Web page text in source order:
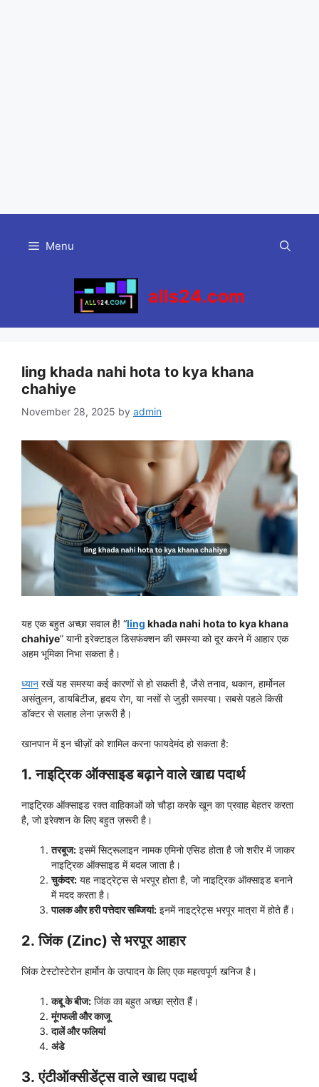
content
Menu
alls24.com
ling khada nahi hota to kya khana
chahiye
November 28, 2025 by admin
यह एक बहुत अच्छा सवाल है! “ling khada nahi hota to kya khana
chahiye” यानी इरेक्टाइल डिसफंक्शन की समस्या को दूर करने में आहार एक
अहम भूमिका निभा सकता है।
ध्यान रखें यह समस्या कई कारणों से हो सकती है, जैसे तनाव, थकान, हार्मोनल
असंतुलन, डायबिटीज, हृदय रोग, या नसों से जुड़ी समस्या। सबसे पहले किसी
डॉक्टर से सलाह लेना ज़रूरी है।
खानपान में इन चीज़ों को शामिल करना फायदेमंद हो सकता है:
1.नाइट्रिक ऑक्साइड बढ़ाने वाले खाद्य पदार्थ
नाइट्रिक ऑक्साइड रक्त वाहिकाओं को चौड़ा करके खून का प्रवाह बेहतर करता
है, जो इरेक्शन के लिए बहुत ज़रूरी है।
तरबूज: इसमें सिट्रूलाइन नामक एमिनो एसिड होता है जो शरीर में जाकर
नाइट्रिक ऑक्साइड में बदल जाता है।
चुकंदर: यह नाइट्रेट्स से भरपूर होता है, जो नाइट्रिक ऑक्साइड बनाने
में मदद करता है।
पालक और हरी पत्तेदार सब्जियां: इनमें नाइट्रेट्स भरपूर मात्रा में होते हैं।
2.जिंक (Zinc) से भरपूर आहार
जिंक टेस्टोस्टेरोन हार्मोन के उत्पादन के लिए एक महत्वपूर्ण खनिज है।
कद्दू के बीज: जिंक का बहुत अच्छा स्रोत हैं।
मूंगफली और काजू
दालें और फलियां
अंडे
3.एंटीऑक्सीडेंट्स वाले खाद्य पदार्थ